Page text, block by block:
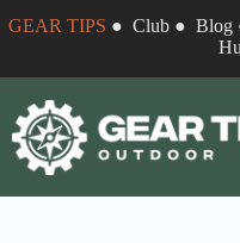
para
conteúdo
GEAR TIPS ●Club ●Blog